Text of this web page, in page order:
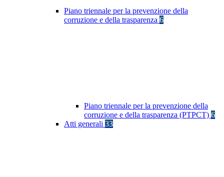
Piano triennale per la prevenzione della
corruzione e della trasparenza 6
Piano triennale per la prevenzione della
corruzione e della trasparenza (PTPCT) 6
Atti generali 33